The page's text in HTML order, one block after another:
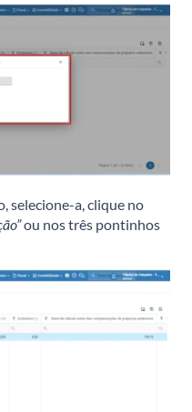
selecione-a, clique no
ou nos três pontinhos